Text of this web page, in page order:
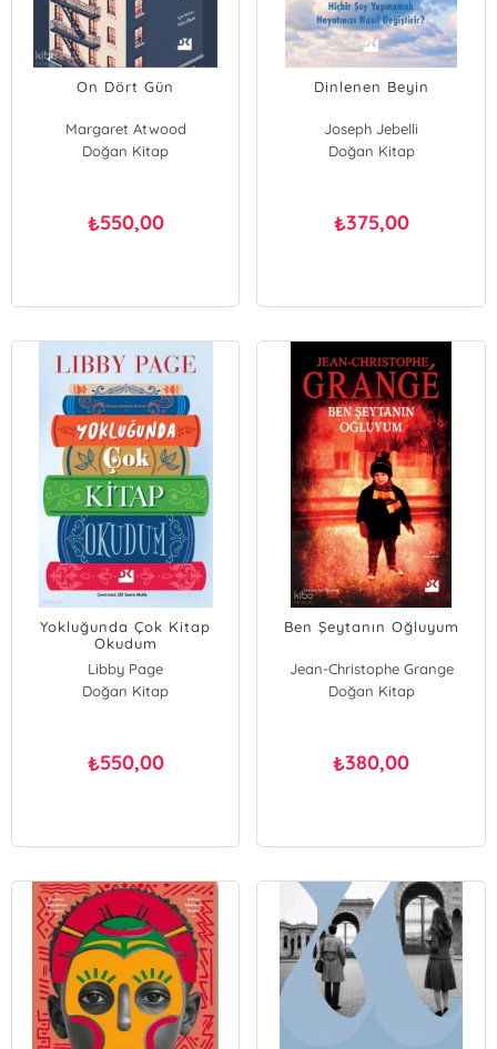
On Dört Gün
Margaret Atwood
Douglas Preston
Doğan Kitap
₺550,00
Dinlenen Beyin
Joseph Jebelli
Doğan Kitap
₺375,00
Yokluğunda Çok Kitap
Okudum
Libby Page
Doğan Kitap
₺550,00
Ben Şeytanın Oğluyum
Jean-Christophe Grange
Doğan Kitap
₺380,00